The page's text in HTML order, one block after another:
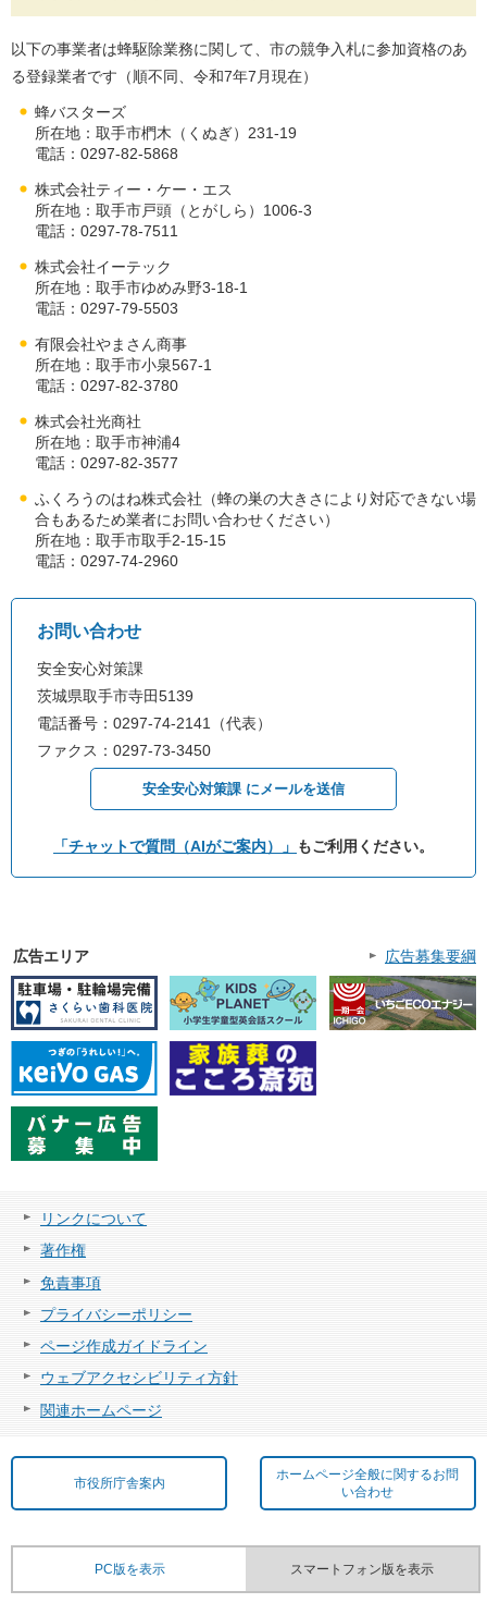
以下の事業者は蜂駆除業務に関して、市の競争入札に参加資格のあ
る登録業者です（順不同、令和7年7月現在）
蜂バスターズ
所在地：取手市椚木（くぬぎ）231-19
電話：0297-82-5868
株式会社ティー・ケー・エス
所在地：取手市戸頭（とがしら）1006-3
電話：0297-78-7511
株式会社イーテック
所在地：取手市ゆめみ野3-18-1
電話：0297-79-5503
有限会社やまさん商事
所在地：取手市小泉567-1
電話：0297-82-3780
株式会社光商社
所在地：取手市神浦4
電話：0297-82-3577
ふくろうのはね株式会社（蜂の巣の大きさにより対応できない場
合もあるため業者にお問い合わせください）
所在地：取手市取手2-15-15
電話：0297-74-2960
お問い合わせ
安全安心対策課
茨城県取手市寺田5139
電話番号：0297-74-2141（代表）
ファクス：0297-73-3450
安全安心対策課 にメールを送信
「チャットで質問（AIがご案内）」 もご利用ください。
広告エリア 広告募集要綱
リンクについて
著作権
免責事項
プライバシーポリシー
ページ作成ガイドライン
ウェブアクセシビリティ方針
関連ホームページ
市役所庁舎案内
ホームページ全般に関するお問
い合わせ
PC版を表示 スマートフォン版を表示